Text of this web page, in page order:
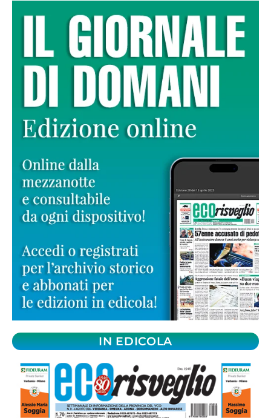
IN EDICOLA